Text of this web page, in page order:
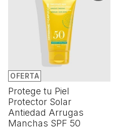
OFERTA
Protege tu Piel
Protector Solar
Antiedad Arrugas
Manchas SPF 50